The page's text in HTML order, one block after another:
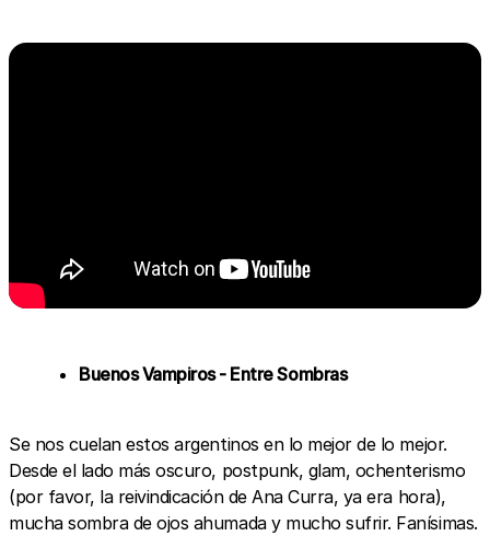
Buenos Vampiros - Entre Sombras
Se nos cuelan estos argentinos en lo mejor de lo mejor.
Desde el lado más oscuro, postpunk, glam, ochenterismo
(por favor, la reivindicación de Ana Curra, ya era hora),
mucha sombra de ojos ahumada y mucho sufrir. Fanísimas.